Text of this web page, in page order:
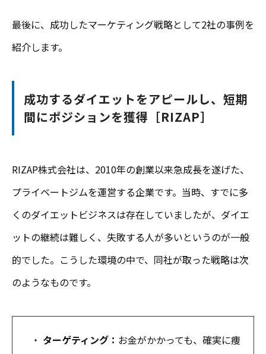
最後に、成功したマーケティング戦略として2社の事例を
紹介します。
成功するダイエットをアピールし、短期
間にポジションを獲得［RIZAP］
RIZAP株式会社は、2010年の創業以来急成長を遂げた、
プライベートジムを運営する企業です。当時、すでに多
くのダイエットビジネスは存在していましたが、ダイエ
ットの継続は難しく、失敗する人が多いというのが一般
的でした。こうした環境の中で、同社が取った戦略は次
のようなものです。
・ ターゲティング： お金がかかっても、確実に痩